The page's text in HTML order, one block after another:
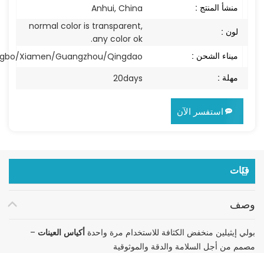
منشأ المنتج : Anhui, China
لون :
normal color is transparent,
any color ok.
ميناء الشحن : Xiamen/Guangzhou/Qingdao
مهلة : 20days
استفسر الآن
فئات
وصف
بولي إيثيلين منخفض الكثافة للاستخدام مرة واحدة أكياس العينات –
مصمم من أجل السلامة والدقة والموثوقية